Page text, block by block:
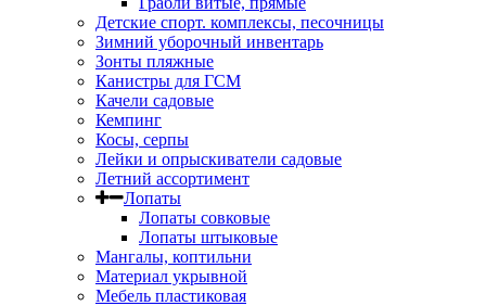
Детские спорт. комплексы, песочницы
Зимний уборочный инвентарь
Зонты пляжные
Канистры для ГСМ
Качели садовые
Кемпинг
Косы, серпы
Лейки и опрыскиватели садовые
Летний ассортимент
Лопаты
Лопаты совковые
Лопаты штыковые
Мангалы, коптильни
Материал укрывной
Мебель пластиковая